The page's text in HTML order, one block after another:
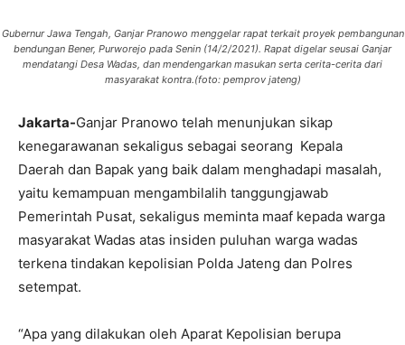
Gubernur Jawa Tengah, Ganjar Pranowo menggelar rapat terkait proyek pembangunan
bendungan Bener, Purworejo pada Senin (14/2/2021). Rapat digelar seusai Ganjar
mendatangi Desa Wadas, dan mendengarkan masukan serta cerita-cerita dari
masyarakat kontra.(foto: pemprov jateng)
Jakarta-Ganjar Pranowo telah menunjukan sikap
kenegarawanan sekaligus sebagai seorang Kepala
Daerah dan Bapak yang baik dalam menghadapi masalah,
yaitu kemampuan mengambilalih tanggungjawab
Pemerintah Pusat, sekaligus meminta maaf kepada warga
masyarakat Wadas atas insiden puluhan warga wadas
terkena tindakan kepolisian Polda Jateng dan Polres
setempat.
“Apa yang dilakukan oleh Aparat Kepolisian berupa